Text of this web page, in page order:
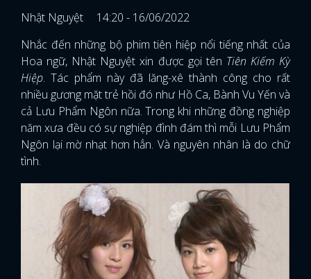
Nhật Nguyệt
14:20 - 16/06/2022
Nhắc đến những bộ phim tiên hiệp nổi tiếng nhất của
Hoa ngữ, Nhật Nguyệt xin được gọi tên Tiên Kiếm Kỳ
Hiệp. Tác phẩm này đã lăng-xê thành công cho rất
nhiều gương mặt trẻ hồi đó như Hồ Ca, Bành Vu Yến và
cả Lưu Phẩm Ngôn nữa. Trong khi những đồng nghiệp
năm xưa đều có sự nghiệp đình đám thì mỗi Lưu Phẩm
Ngôn lại mờ nhạt hơn hẳn. Và nguyên nhân là do chữ
tình.